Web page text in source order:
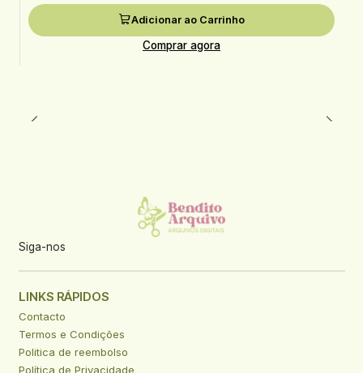
Adicionar ao Carrinho
Comprar agora
Siga-nos
LINKS RÁPIDOS
Contacto
Termos e Condições
Politica de reembolso
Política de Privacidade